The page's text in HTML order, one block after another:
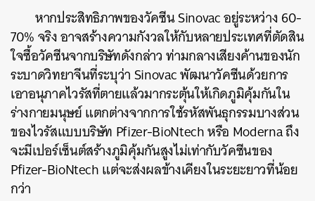
หากประสิทธิภาพของวัคซีน Sinovac อยู่ระหว่าง 60-
70% จริง อาจสร้างความกังวลให้กับหลายประเทศที่ตัดสิน
ใจซื้อวัคซีนจากบริษัทดังกล่าว ท่ามกลางเสียงค้านของนัก
ระบาดวิทยาจีนที่ระบุว่า Sinovac พัฒนาวัคซีนด้วยการ
เอาอนุภาคไวรัสที่ตายแล้วมากระตุ้นให้เกิดภูมิคุ้มกันใน
ร่างกายมนุษย์ แตกต่างจากการใช้รหัสพันธุกรรมบางส่วน
ของไวรัสแบบบริษัท Pfizer-BioNtech หรือ Moderna ถึง
จะมีเปอร์เซ็นต์สร้างภูมิคุ้มกันสูงไม่เท่ากับวัคซีนของ
Pfizer-BioNtech แต่จะส่งผลข้างเคียงในระยะยาวที่น้อย
กว่า